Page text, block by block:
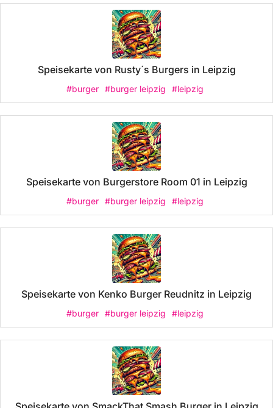
Speisekarte von Rusty´s Burgers in Leipzig
#burger #burger leipzig #leipzig
Speisekarte von Burgerstore Room 01 in Leipzig
#burger #burger leipzig #leipzig
Speisekarte von Kenko Burger Reudnitz in Leipzig
#burger #burger leipzig #leipzig